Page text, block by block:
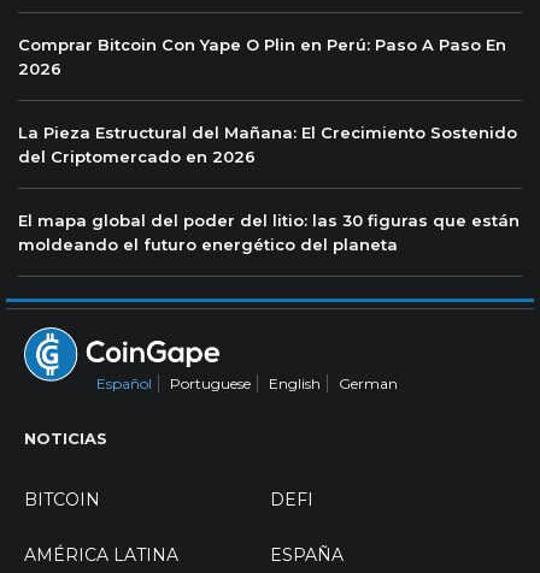
Comprar Bitcoin Con Yape O Plin en Perú: Paso A Paso En
2026
La Pieza Estructural del Mañana: El Crecimiento Sostenido
del Criptomercado en 2026
El mapa global del poder del litio: las 30 figuras que están
moldeando el futuro energético del planeta
Español Portuguese English German
NOTICIAS
BITCOIN DEFI
AMÉRICA LATINA ESPAÑA